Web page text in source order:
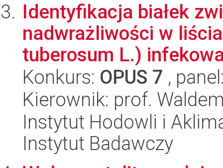
Identyfikacja białek
nadwrażliwości w
tuberosum L.)
Konkurs: OPUS 7 ,
Kierownik: prof.
Instytut Hodowli i
Instytut Badawczy